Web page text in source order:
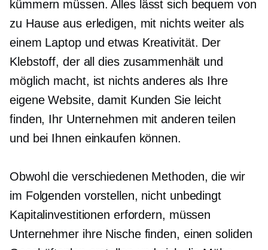
kümmern müssen. Alles lässt sich bequem von
zu Hause aus erledigen, mit nichts weiter als
einem Laptop und etwas Kreativität. Der
Klebstoff, der all dies zusammenhält und
möglich macht, ist nichts anderes als Ihre
eigene Website, damit Kunden Sie leicht
finden, Ihr Unternehmen mit anderen teilen
und bei Ihnen einkaufen können.
Obwohl die verschiedenen Methoden, die wir
im Folgenden vorstellen, nicht unbedingt
Kapitalinvestitionen erfordern, müssen
Unternehmer ihre Nische finden, einen soliden